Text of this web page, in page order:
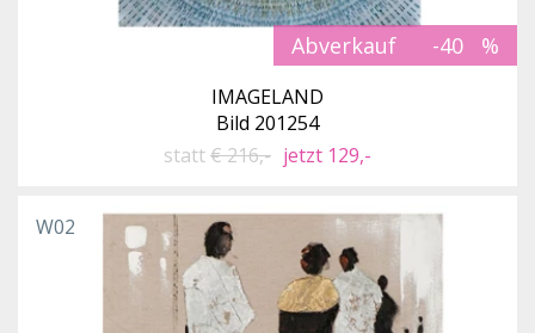
Abverkauf -40
IMAGELAND
Bild 201254
statt€ 216,- jetzt 129,-
W02